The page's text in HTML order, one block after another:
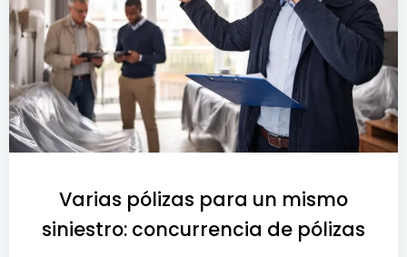
Varias pólizas para un mismo
siniestro: concurrencia de pólizas